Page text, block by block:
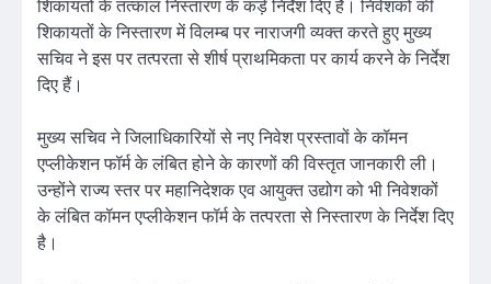
शिकायतों के तत्काल निस्तारण के कड़े निर्देश दिए है। निवेशकों की
शिकायतों के निस्तारण में विलम्ब पर नाराजगी व्यक्त करते हुए मुख्य
सचिव ने इस पर तत्परता से शीर्ष प्राथमिकता पर कार्य करने के निर्देश
दिए हैं।
मुख्य सचिव ने जिलाधिकारियों से नए निवेश प्रस्तावों के कॉमन
एप्लीकेशन फॉर्म के लंबित होने के कारणों की विस्तृत जानकारी ली।
उन्होंने राज्य स्तर पर महानिदेशक एव आयुक्त उद्योग को भी निवेशकों
के लंबित कॉमन एप्लीकेशन फॉर्म के तत्परता से निस्तारण के निर्देश दिए
है।